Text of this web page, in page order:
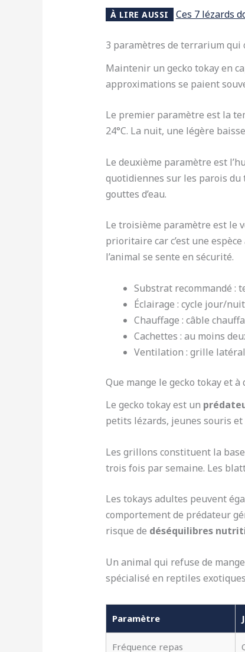
À LIRE AUSSI Ces 7 lézards
3 paramètres de terrarium qui
Maintenir un gecko tokay en
approximations se paient
Le premier paramètre est la
24°C. La nuit, une légère
Le deuxième paramètre est
quotidiennes sur les parois
gouttes d’eau.
Le troisième paramètre est le
prioritaire car c’est une
l’animal se sente en sécurité.
Substrat recommandé :
Éclairage : cycle jour/
Chauffage : câble
Cachettes : au moins
Ventilation : grille
Que mange le gecko tokay et
Le gecko tokay est un
petits lézards, jeunes souris
Les grillons constituent la
trois fois par semaine. Les
Les tokays adultes peuvent
comportement de prédateur
risque de déséquilibres
Un animal qui refuse de
spécialisé en reptiles
Paramètre
Fréquence repas